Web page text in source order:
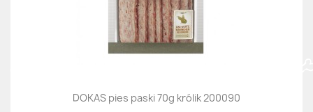
DOKAS pies paski 70g królik 200090